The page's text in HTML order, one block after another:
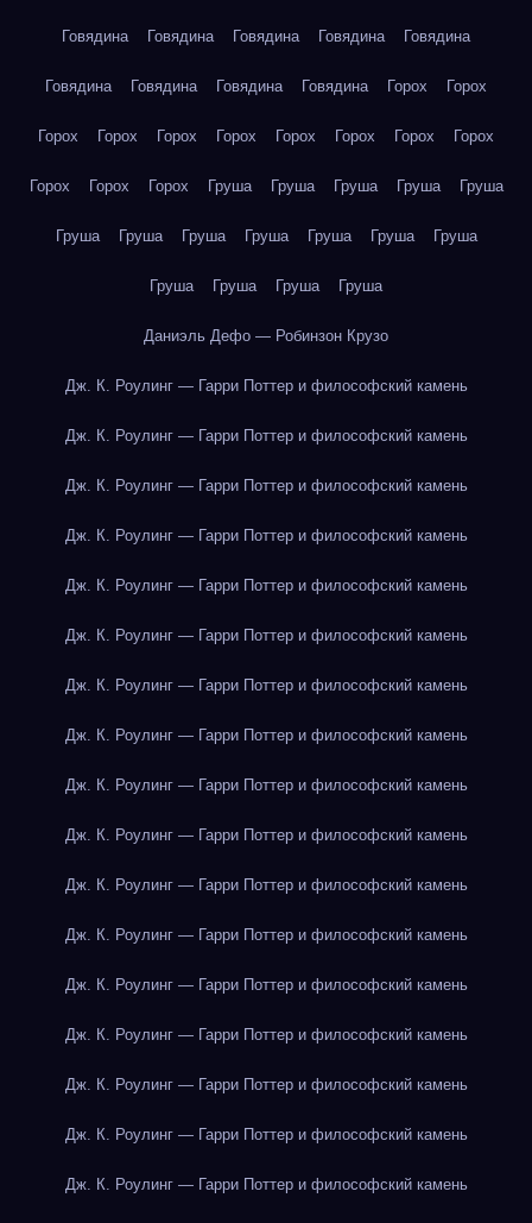
Говядина Говядина Говядина Говядина Говядина
Говядина Говядина Говядина Говядина Горох Горох
Горох Горох Горох Горох Горох Горох Горох Горох
Горох Горох Горох Груша Груша Груша Груша Груша
Груша Груша Груша Груша Груша Груша Груша
Груша Груша Груша Груша
Даниэль Дефо — Робинзон Крузо
Дж. К. Роулинг — Гарри Поттер и философский камень
Дж. К. Роулинг — Гарри Поттер и философский камень
Дж. К. Роулинг — Гарри Поттер и философский камень
Дж. К. Роулинг — Гарри Поттер и философский камень
Дж. К. Роулинг — Гарри Поттер и философский камень
Дж. К. Роулинг — Гарри Поттер и философский камень
Дж. К. Роулинг — Гарри Поттер и философский камень
Дж. К. Роулинг — Гарри Поттер и философский камень
Дж. К. Роулинг — Гарри Поттер и философский камень
Дж. К. Роулинг — Гарри Поттер и философский камень
Дж. К. Роулинг — Гарри Поттер и философский камень
Дж. К. Роулинг — Гарри Поттер и философский камень
Дж. К. Роулинг — Гарри Поттер и философский камень
Дж. К. Роулинг — Гарри Поттер и философский камень
Дж. К. Роулинг — Гарри Поттер и философский камень
Дж. К. Роулинг — Гарри Поттер и философский камень
Дж. К. Роулинг — Гарри Поттер и философский камень